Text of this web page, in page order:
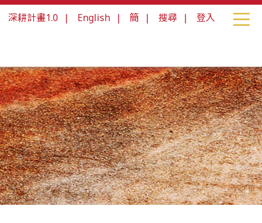
深耕計畫1.0 | English | 簡 | 搜尋 | 登入